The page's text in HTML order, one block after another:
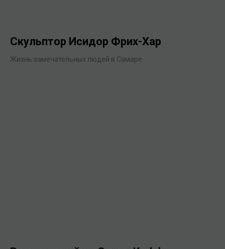
Скульптор Исидор Фрих-Хар
Жизнь замечательных людей в Самаре